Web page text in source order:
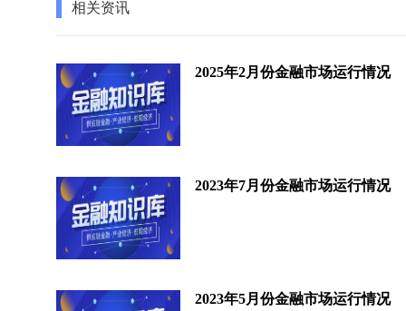
相关资讯
2025年2月份金融市场运行情况
2023年7月份金融市场运行情况
2023年5月份金融市场运行情况